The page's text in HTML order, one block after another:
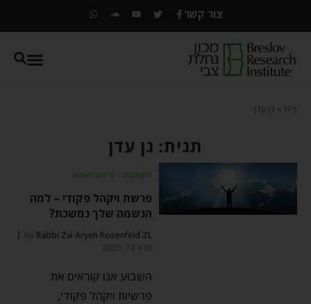
צור קשר
בית גן עדן
תגית: גן עדן
התחזקות ⬦ פרשת השבוע
פרשת ויקהל פקודי – למה
הנשמה שלך נמשכת?
by Rabbi Zvi Aryeh Rosenfeld ZL
מרץ 12, 2026
השבוע אנו קוראים את
פרשיות ויקהל פקודי,